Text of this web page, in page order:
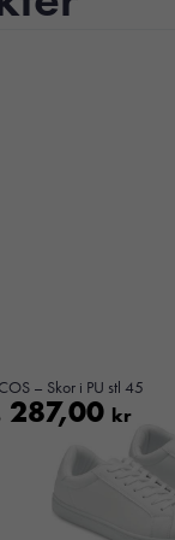
– Skor i PU stl 45
287,00 kr